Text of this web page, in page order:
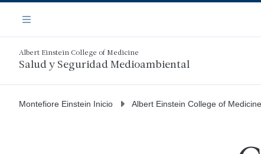
contenido
principal
Navegación
Menú
Albert Einstein College of Medicine
Salud y Seguridad Medioambiental
Montefiore Einstein Inicio Albert Einstein College of Medicine